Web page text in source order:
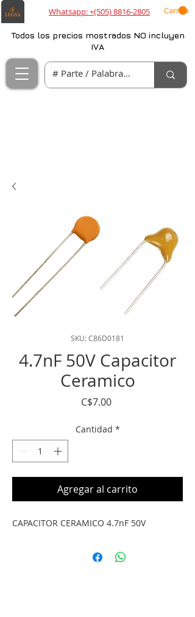
Whatsapp: +(505) 8816-2805 Carrito
Todos los precios mostrados NO incluyen
IVA
SKU: C86D0181
4.7nF 50V Capacitor
Ceramico
C$7.00Precio
Cantidad *
Agregar al carrito
CAPACITOR CERAMICO 4.7nF 50V